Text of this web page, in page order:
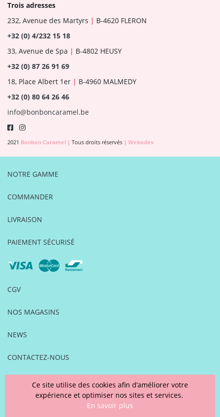
Trois adresses
232, Avenue des Martyrs | B-4620 FLERON
+32 (0) 4/232 15 18
33, Avenue de Spa | B-4802 HEUSY
+32 (0) 87 26 91 69
18, Place Albert 1er | B-4960 MALMEDY
+32 (0) 80 64 26 46
info@bonboncaramel.be
2021 Bonbon Caramel | Tous droits réservés | Webadev
NOTRE GAMME
COMMANDER
LIVRAISON
PAIEMENT SÉCURISÉ
CGV
NOS MAGASINS
NEWS
CONTACTEZ-NOUS
FOIRE AUX QUESTIONS
Ce site utilise des cookies afin d’améliorer votre
expérience et optimiser nos sites et services.
En savoir plus